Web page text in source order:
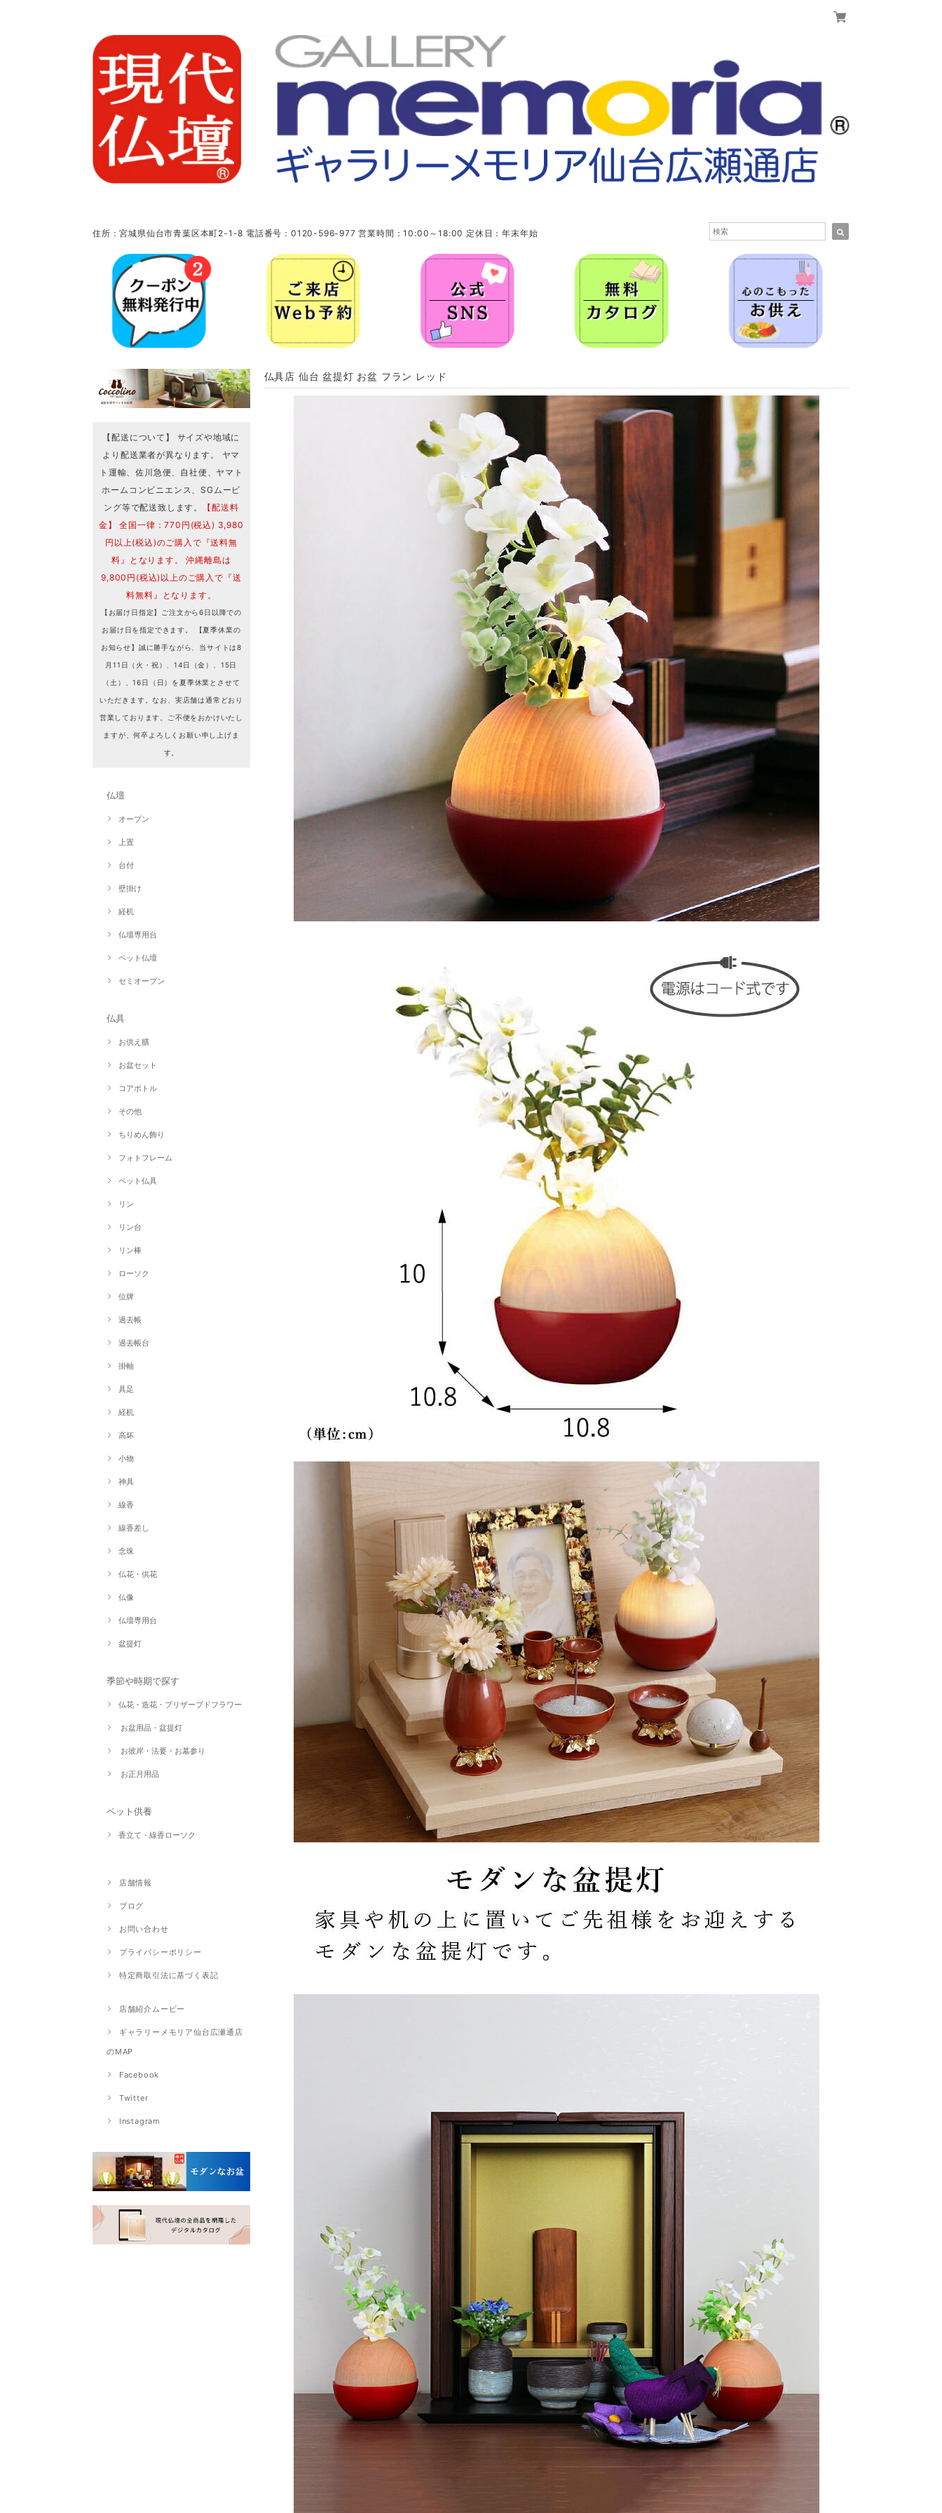
住所：宮城県仙台市青葉区本町2-1-8 電話番号：0120-596-977 営業時間：10:00～18:00 定休日：年末年始
【配送について】 サイズや地域に
より配送業者が異なります。 ヤマ
ト運輸、佐川急便、自社便、ヤマト
ホームコンビニエンス、SGムービ
ング等で配送致します。
【配送料
金】 全国一律：770円(税込) 3,980
円以上(税込)のご購入で『送料無
料』となります。 沖縄離島は
9,800円(税込)以上のご購入で『送
料無料』となります。
【お届け日指定】ご注文から6日以降での
お届け日を指定できます。 【夏季休業の
お知らせ】誠に勝手ながら、当サイトは8
月11日（火・祝）、14日（金）、15日
（土）、16日（日）を夏季休業とさせて
いただきます。なお、実店舗は通常どおり
営業しております。ご不便をおかけいたし
ますが、何卒よろしくお願い申し上げま
す。
仏壇
オープン
上置
台付
壁掛け
経机
仏壇専用台
ペット仏壇
セミオープン
仏具
お供え膳
お盆セット
コアボトル
その他
ちりめん飾り
フォトフレーム
ペット仏具
リン
リン台
リン棒
ローソク
位牌
過去帳
過去帳台
掛軸
具足
経机
高坏
小物
神具
線香
線香差し
念珠
仏花・供花
仏像
仏壇専用台
盆提灯
季節や時期で探す
仏花・造花・プリザーブドフラワー
お盆用品・盆提灯
お彼岸・法要・お墓参り
お正月用品
ペット供養
香立て・線香ローソク
店舗情報
ブログ
お問い合わせ
プライバシーポリシー
特定商取引法に基づく表記
店舗紹介ムービー
ギャラリーメモリア仙台広瀬通店
のMAP
Facebook
Twitter
Instagram
仏具店 仙台 盆提灯 お盆 フラン レッド